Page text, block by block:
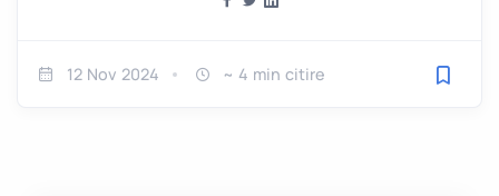
12 Nov 2024 ~ 4 min citire